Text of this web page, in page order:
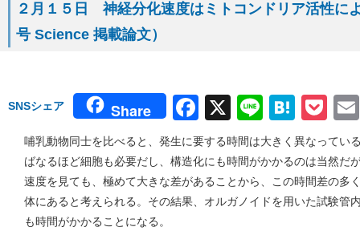
２月１５日 神経分化速度はミトコンドリア活性に
号 Science 掲載論文）
SNSシェア Share Facebook
X Line
哺乳動物同士を比べると、発生に要する時間は大きく異なってい
ばなるほど細胞も必要だし、構造化にも時間がかかるのは当然だ
速度を見ても、極めて大きな差があることから、この時間差の多
体にあると考えられる。その結果、オルガノイドを用いた試験管
も時間がかかることになる。